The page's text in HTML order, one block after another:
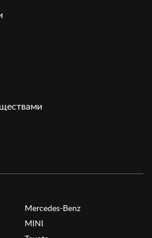
Mercedes-Benz
MINI